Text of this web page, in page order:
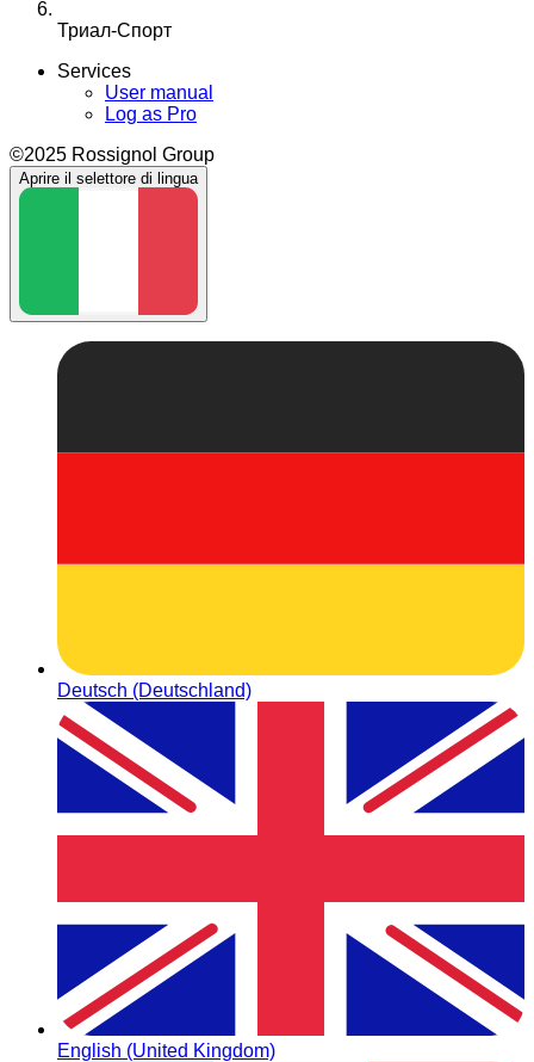
Триал-Спорт
Services
User manual
Log as Pro
©2025 Rossignol Group
Aprire il selettore di lingua
Deutsch (Deutschland)
English (United Kingdom)